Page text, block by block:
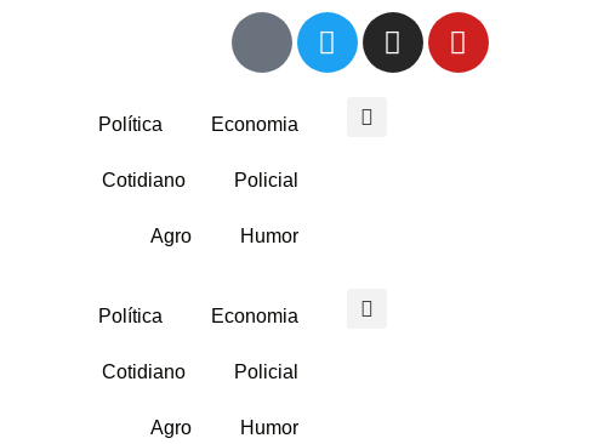
Política Economia
Cotidiano Policial
Agro Humor
Política Economia
Cotidiano Policial
Agro Humor